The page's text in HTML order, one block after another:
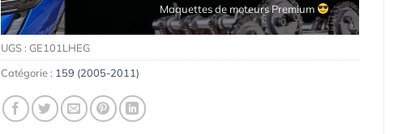
Maquettes de moteurs Premium
UGS : GE101LHEG
Catégorie : 159 (2005-2011)